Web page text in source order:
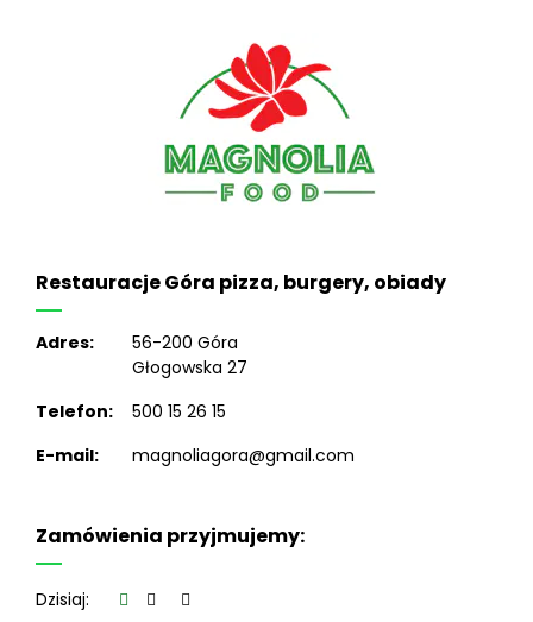
Restauracje Góra pizza, burgery, obiady
Adres:
56-200 Góra
Głogowska 27
Telefon:
500 15 26 15
E-mail:
magnoliagora@gmail.com
Zamówienia przyjmujemy:
Dzisiaj: